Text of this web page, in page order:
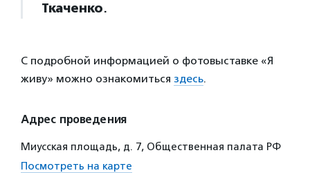
Ткаченко.
С подробной информацией о фотовыставке «Я
живу» можно ознакомиться здесь.
Адрес проведения
Миусская площадь, д. 7, Общественная палата РФ
Посмотреть на карте